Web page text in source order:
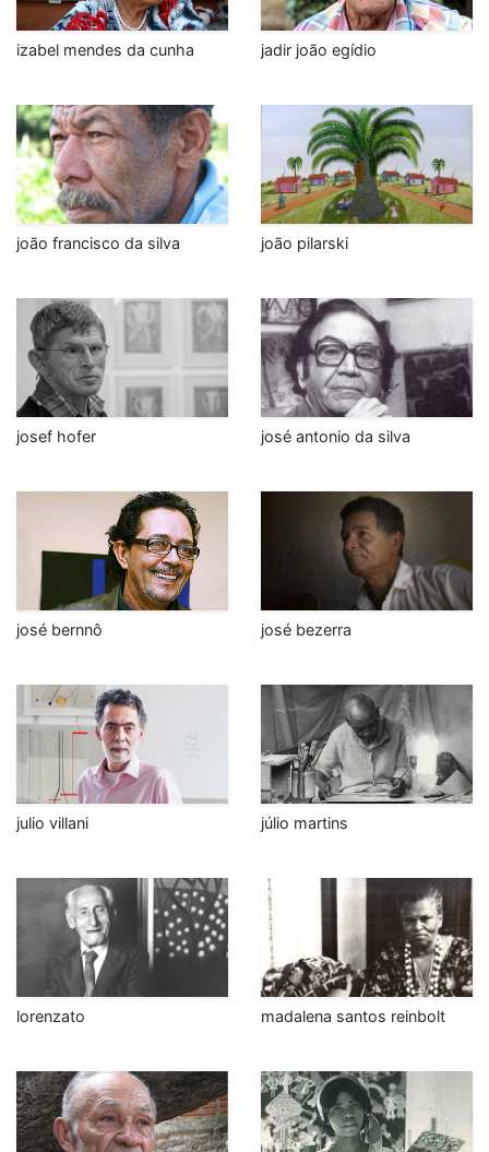
izabel mendes da cunha jadir joão egídio
joão francisco da silva joão pilarski
josef hofer josé antonio da silva
josé bernnô josé bezerra
julio villani júlio martins
lorenzato madalena santos reinbolt